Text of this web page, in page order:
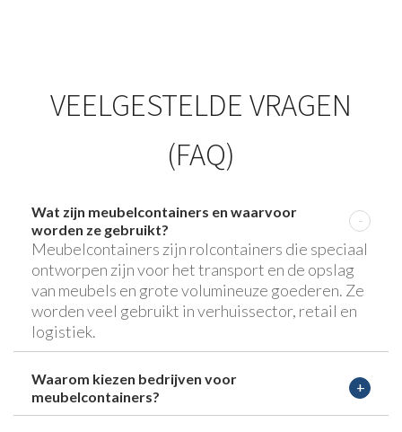
VEELGESTELDE VRAGEN
(FAQ)
Wat zijn meubelcontainers en waarvoor
worden ze gebruikt?
Meubelcontainers zijn rolcontainers die speciaal
ontworpen zijn voor het transport en de opslag
van meubels en grote volumineuze goederen. Ze
worden veel gebruikt in verhuissector, retail en
logistiek.
Waarom kiezen bedrijven voor
meubelcontainers?